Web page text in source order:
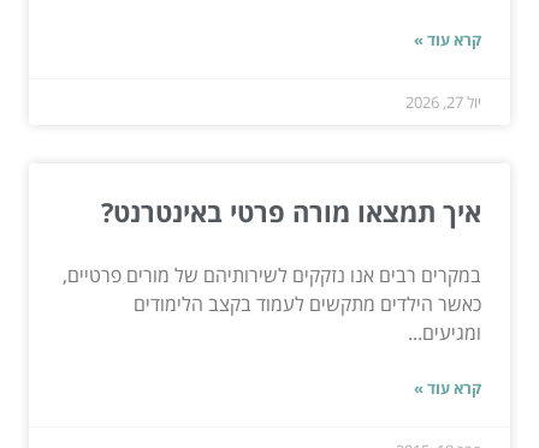
קרא עוד »
יול 27, 2026
איך תמצאו מורה פרטי באינטרנט?
במקרים רבים אנו נזקקים לשירותיהם של מורים פרטיים,
כאשר הילדים מתקשים לעמוד בקצב הלימודים
ומגיעים...
קרא עוד »